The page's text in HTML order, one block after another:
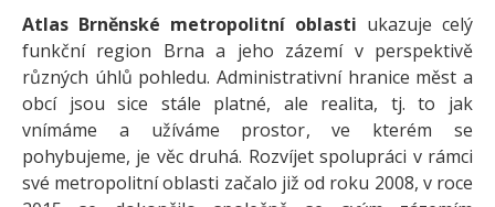
Atlas Brněnské metropolitní oblasti ukazuje celý
funkční region Brna a jeho zázemí v perspektivě
různých úhlů pohledu. Administrativní hranice měst a
obcí jsou sice stále platné, ale realita, tj. to jak
vnímáme a užíváme prostor, ve kterém se
pohybujeme, je věc druhá. Rozvíjet spolupráci v rámci
své metropolitní oblasti začalo již od roku 2008, v roce
Výzvy
Projekty
Spolupráce
Kontakty